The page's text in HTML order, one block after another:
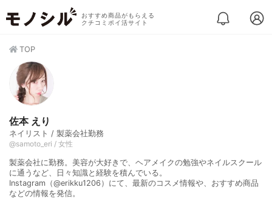
おすすめ商品がもらえる
クチコミポイ活サイト
TOP
佐本 えり
ネイリスト / 製薬会社勤務
@samoto_eri / 女性
製薬会社に勤務。美容が大好きで、ヘアメイクの勉強やネイルスクール
に通うなど、日々知識と経験を積んでいる。
Instagram（@erikku1206）にて、最新のコスメ情報や、おすすめ商品
などの情報を発信。